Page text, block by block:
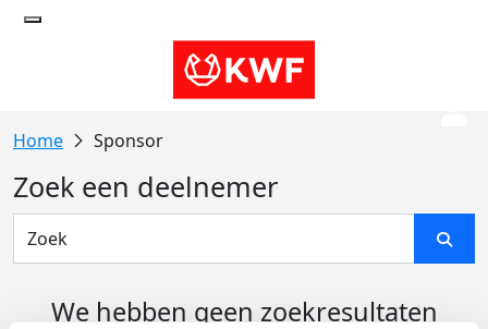
Sponsor
Zoek een deelnemer
We hebben geen zoekresultaten